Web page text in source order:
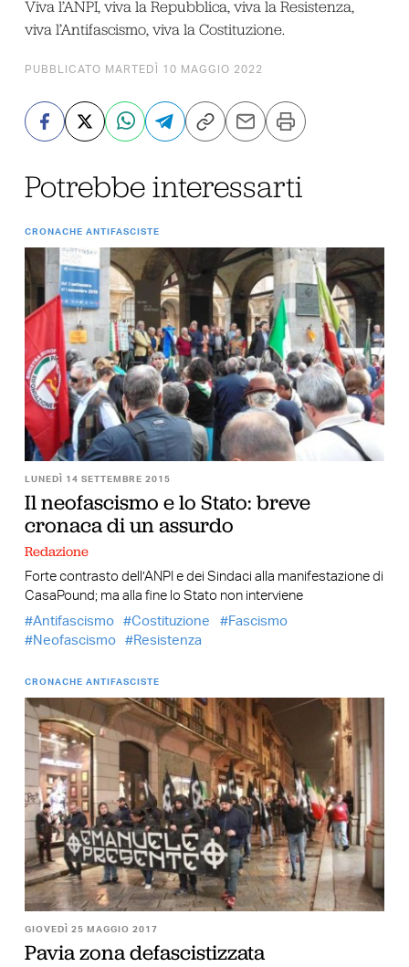
Viva l’ANPI, viva la Repubblica, viva la Resistenza,
viva l’Antifascismo, viva la Costituzione.
PUBBLICATO MARTEDÌ 10 MAGGIO 2022
Potrebbe interessarti
CRONACHE ANTIFASCISTE
LUNEDÌ 14 SETTEMBRE 2015
Il neofascismo e lo Stato: breve
cronaca di un assurdo
Redazione
Forte contrasto dell’ANPI e dei Sindaci alla manifestazione di
CasaPound; ma alla fine lo Stato non interviene
Antifascismo
Costituzione
Fascismo
Neofascismo
Resistenza
CRONACHE ANTIFASCISTE
GIOVEDÌ 25 MAGGIO 2017
Pavia zona defascistizzata